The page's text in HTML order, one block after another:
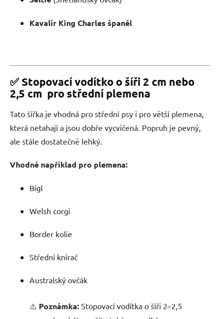
Kavalír King Charles španěl
✅ Stopovací vodítko o šíři 2 cm nebo
2,5 cm pro střední plemena
Tato šířka je vhodná pro střední psy i pro větší plemena,
která netahají a jsou dobře vycvičená. Popruh je pevný,
ale stále dostatečně lehký.
Vhodné například pro plemena:
Bígl
Welsh corgi
Border kolie
Střední knírač
Australský ovčák
⚠️ Poznámka: Stopovací vodítka o šíři 2–2,5